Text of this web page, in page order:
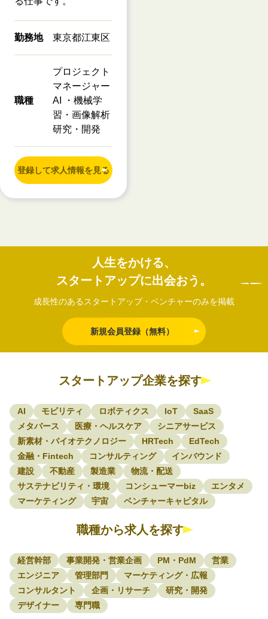
勤務地 東京都江東区
職種
プロジェクト
マネージャー
AI ・機械学
習・画像解析
研究・開発
登録して求人情報を見る
人生をかける、
スタートアップに出会おう。
成長性のあるスタートアップ・ベンチャーのみを掲載
新規会員登録（無料）
スタートアップ企業を探す
AI モビリティ ロボティクス IoT
SaaS
メタバース
医療・ヘルスケア
シニアサービス
新素材・バイオテクノロジー
HRTech
EdTech
金融・Fintech
コンサルティング
インバウンド
建設
不動産 製造業
物流・配送
サステナビリティ・環境
コンシューマーbiz
エンタメ
マーケティング
宇宙 ベンチャーキャピタル
職種から求人を探す
経営幹部 事業開発・営業企画 PM・PdM
営業
エンジニア
管理部門
マーケティング・広報
コンサルタント
企画・リサーチ
研究・開発
デザイナー
専門職